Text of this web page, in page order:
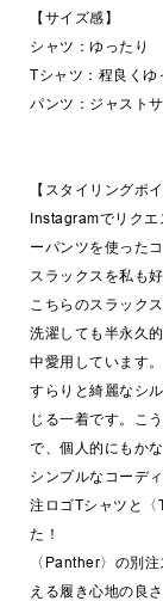
【サイズ感】
シャツ：ゆったり
Tシャツ：程良くゆ
パンツ：ジャスト
【スタイリングポイ
Instagramでリクエ
ーパンツを使った
スラックスを私も
こちらのスラック
洗濯しても半永久
中愛用しています。
すらりと綺麗なシ
じる一着です。こ
で、個人的にもか
シンプルなコーデ
注ロゴTシャツと
た！
〈Panther〉の別
える履き心地の良さ